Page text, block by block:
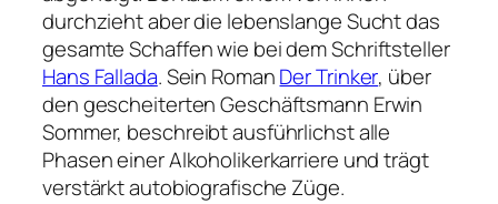
durchzieht aber die lebenslange Sucht das
gesamte Schaffen wie bei dem Schriftsteller
Hans Fallada. Sein RomanDer Trinker, über
den gescheiterten Geschäftsmann Erwin
Sommer, beschreibt ausführlichst alle
Phasen einer Alkoholikerkarriere und trägt
verstärkt autobiografische Züge.